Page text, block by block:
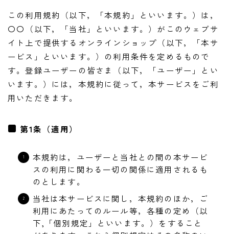
ドッグスポーツ
ドッグホテル
犬とゴミ拾い活動
ご予約・お問い合わせ
DOCROVERの理念
STAFF紹介
お仕事のご依頼・お問い合わせ
過去実績
社会活動
この利用規約（以下，「本規約」といいます。）は，
〇〇（以下，「当社」といいます。）がこのウェブサ
イト上で提供するオンラインショップ（以下，「本サ
ービス」といいます。）の利用条件を定めるもので
す。登録ユーザーの皆さま（以下，「ユーザー」とい
います。）には，本規約に従って，本サービスをご利
用いただきます。
第1条（適用）
本規約は，ユーザーと当社との間の本サービ
スの利用に関わる一切の関係に適用されるも
のとします。
当社は本サービスに関し，本規約のほか，ご
利用にあたってのルール等，各種の定め（以
下,「個別規定」といいます。）をすること